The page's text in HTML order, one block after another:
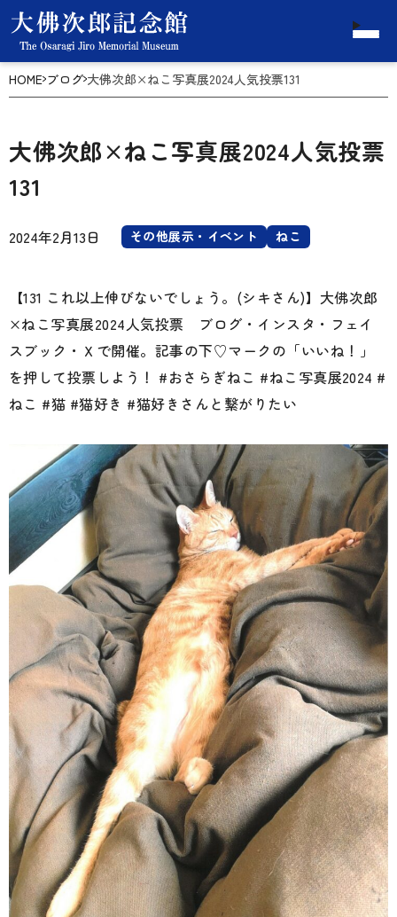
HOME ブログ 大佛次郎×ねこ写真展2024人気投票131
大佛次郎×ねこ写真展2024人気投票
131
2024年2月13日 その他展示・イベント ねこ
【131 これ以上伸びないでしょう。(シキさん)】大佛次郎
×ねこ写真展2024人気投票 ブログ・インスタ・フェイ
スブック・Ｘで開催。記事の下♡マークの「いいね！」
を押して投票しよう！ #おさらぎねこ #ねこ写真展2024 #
ねこ #猫 #猫好き #猫好きさんと繋がりたい